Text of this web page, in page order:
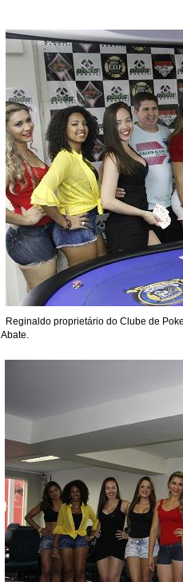
Reginaldo proprietário do Clube de
Abate.